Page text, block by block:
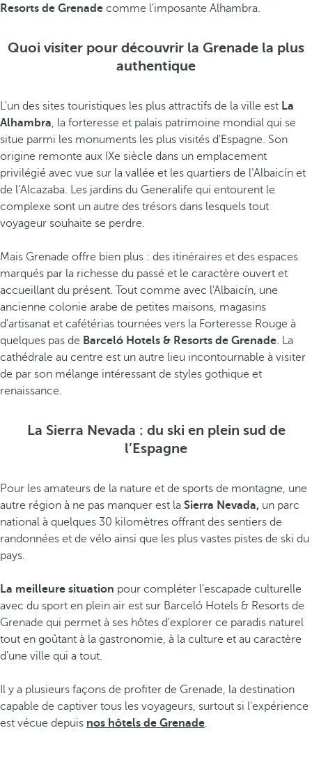
Resorts de Grenade comme l'imposante Alhambra.
Quoi visiter pour découvrir la Grenade la plus
authentique
L'un des sites touristiques les plus attractifs de la ville est La
Alhambra, la forteresse et palais patrimoine mondial qui se
situe parmi les monuments les plus visités d'Espagne. Son
origine remonte aux IXe siècle dans un emplacement
privilégié avec vue sur la vallée et les quartiers de l’Albaicín et
de l’Alcazaba. Les jardins du Generalife qui entourent le
complexe sont un autre des trésors dans lesquels tout
voyageur souhaite se perdre.
Mais Grenade offre bien plus : des itinéraires et des espaces
marqués par la richesse du passé et le caractère ouvert et
accueillant du présent. Tout comme avec l'Albaicín, une
ancienne colonie arabe de petites maisons, magasins
d'artisanat et cafétérias tournées vers la Forteresse Rouge à
quelques pas de Barceló Hotels & Resorts de Grenade. La
cathédrale au centre est un autre lieu incontournable à visiter
de par son mélange intéressant de styles gothique et
renaissance.
La Sierra Nevada : du ski en plein sud de
l’Espagne
Pour les amateurs de la nature et de sports de montagne, une
autre région à ne pas manquer est la Sierra Nevada, un parc
national à quelques 30 kilomètres offrant des sentiers de
randonnées et de vélo ainsi que les plus vastes pistes de ski du
pays.
La meilleure situation pour compléter l'escapade culturelle
avec du sport en plein air est sur Barceló Hotels & Resorts de
Grenade qui permet à ses hôtes d'explorer ce paradis naturel
tout en goûtant à la gastronomie, à la culture et au caractère
d'une ville qui a tout.
Il y a plusieurs façons de profiter de Grenade, la destination
capable de captiver tous les voyageurs, surtout si l'expérience
est vécue depuis nos hôtels de Grenade.